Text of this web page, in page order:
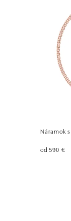
Náramok
od 590 €